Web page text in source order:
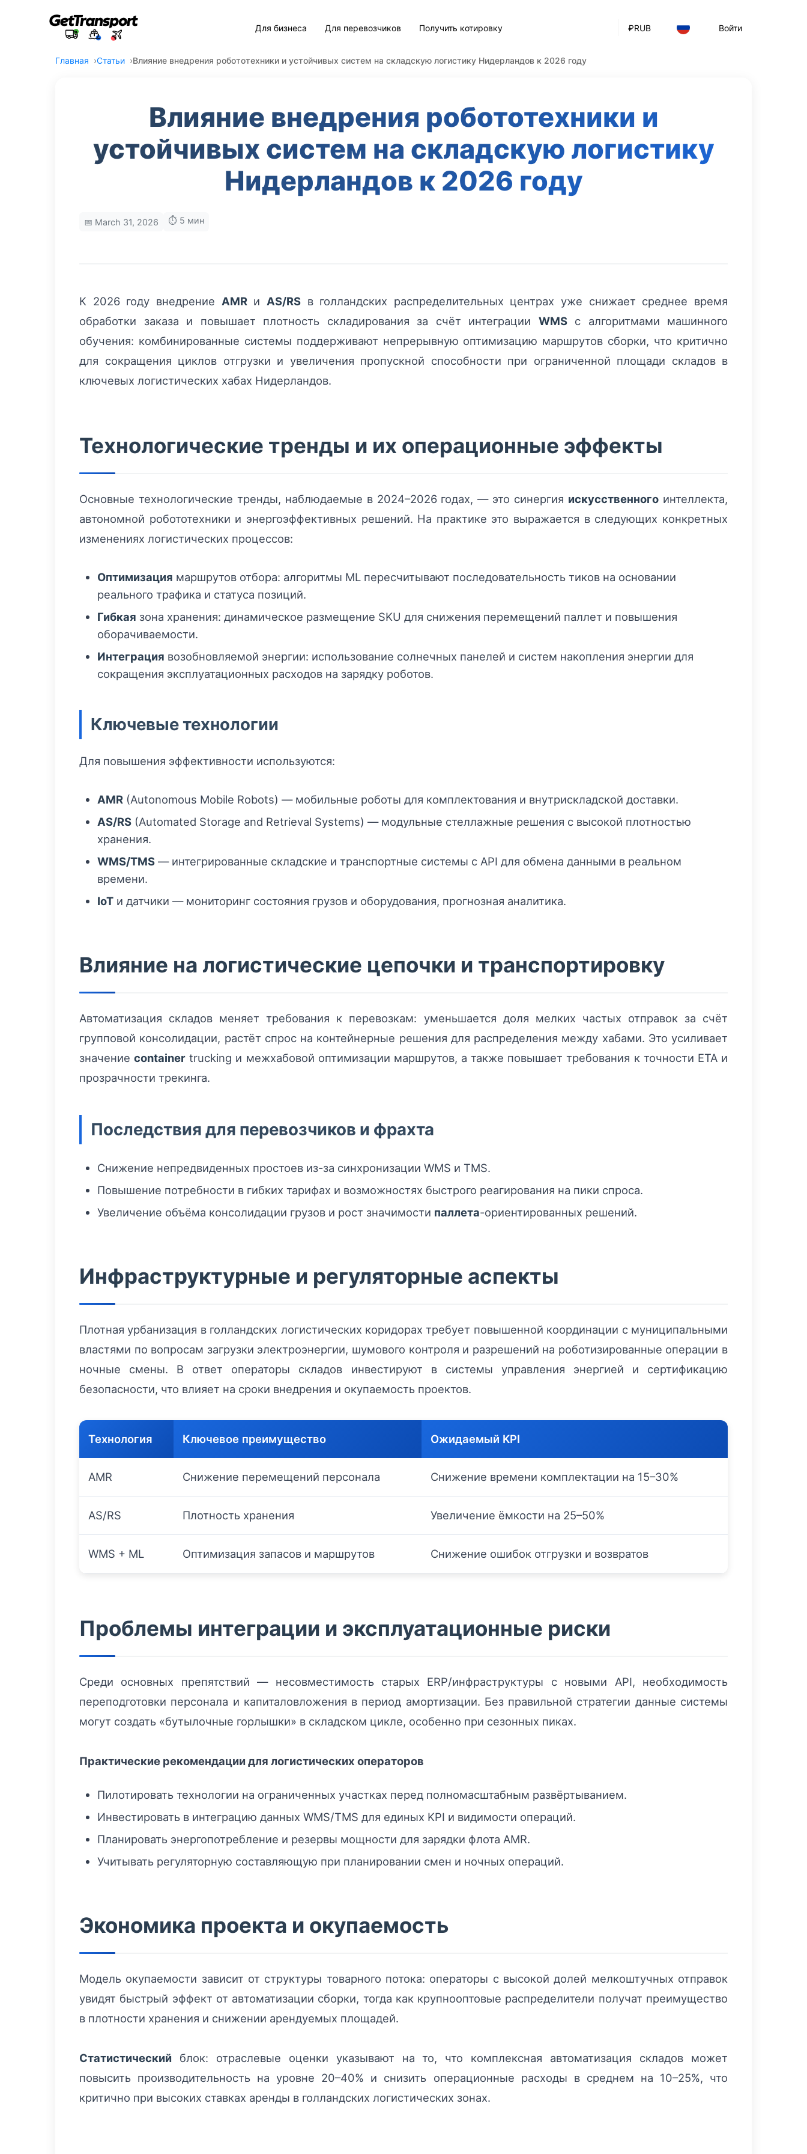
₽RUB Войти
Для бизнеса Для перевозчиков Получить котировку
Главная Статьи Влияние внедрения робототехники и устойчивых систем на складскую логистику Нидерландов к 2026 году
Влияние внедрения робототехники и
устойчивых систем на складскую логистику
Нидерландов к 2026 году
📅 March 31, 2026 ⏱️ 5 мин
К 2026 году внедрение AMRи AS/RSв голландских распределительных центрах уже снижает среднее время
обработки заказа и повышает плотность складирования за счёт интеграции WMSс алгоритмами машинного
обучения: комбинированные системы поддерживают непрерывную оптимизацию маршрутов сборки, что критично
для сокращения циклов отгрузки и увеличения пропускной способности при ограниченной площади складов в
ключевых логистических хабах Нидерландов.
Технологические тренды и их операционные эффекты
Основные технологические тренды, наблюдаемые в 2024–2026 годах, — это синергия искусственного интеллекта,
автономной робототехники и энергоэффективных решений. На практике это выражается в следующих конкретных
изменениях логистических процессов:
Оптимизация маршрутов отбора: алгоритмы ML пересчитывают последовательность тиков на основании
реального трафика и статуса позиций.
Гибкая зона хранения: динамическое размещение SKU для снижения перемещений паллет и повышения
оборачиваемости.
Интеграция возобновляемой энергии: использование солнечных панелей и систем накопления энергии для
сокращения эксплуатационных расходов на зарядку роботов.
Ключевые технологии
Для повышения эффективности используются:
AMR (Autonomous Mobile Robots) — мобильные роботы для комплектования и внутрискладской доставки.
AS/RS (Automated Storage and Retrieval Systems) — модульные стеллажные решения с высокой плотностью
хранения.
WMS/TMS — интегрированные складские и транспортные системы с API для обмена данными в реальном
времени.
IoT и датчики — мониторинг состояния грузов и оборудования, прогнозная аналитика.
Влияние на логистические цепочки и транспортировку
Автоматизация складов меняет требования к перевозкам: уменьшается доля мелких частых отправок за счёт
групповой консолидации, растёт спрос на контейнерные решения для распределения между хабами. Это усиливает
значениеcontainer trucking и межхабовой оптимизации маршрутов, а также повышает требования к точности ETA и
прозрачности трекинга.
Последствия для перевозчиков и фрахта
Снижение непредвиденных простоев из-за синхронизации WMS и TMS.
Повышение потребности в гибких тарифах и возможностях быстрого реагирования на пики спроса.
Увеличение объёма консолидации грузов и рост значимости паллета-ориентированных решений.
Инфраструктурные и регуляторные аспекты
Плотная урбанизация в голландских логистических коридорах требует повышенной координации с муниципальными
властями по вопросам загрузки электроэнергии, шумового контроля и разрешений на роботизированные операции в
ночные смены. В ответ операторы складов инвестируют в системы управления энергией и сертификацию
безопасности, что влияет на сроки внедрения и окупаемость проектов.
Технология Ключевое преимущество Ожидаемый KPI
AMR Снижение перемещений персонала Снижение времени комплектации на 15–30%
AS/RS Плотность хранения Увеличение ёмкости на 25–50%
WMS + ML Оптимизация запасов и маршрутов Снижение ошибок отгрузки и возвратов
Проблемы интеграции и эксплуатационные риски
Среди основных препятствий — несовместимость старых ERP/инфраструктуры с новыми API, необходимость
переподготовки персонала и капиталовложения в период амортизации. Без правильной стратегии данные системы
могут создать «бутылочные горлышки» в складском цикле, особенно при сезонных пиках.
Практические рекомендации для логистических операторов
Пилотировать технологии на ограниченных участках перед полномасштабным развёртыванием.
Инвестировать в интеграцию данных WMS/TMS для единых KPI и видимости операций.
Планировать энергопотребление и резервы мощности для зарядки флота AMR.
Учитывать регуляторную составляющую при планировании смен и ночных операций.
Экономика проекта и окупаемость
Модель окупаемости зависит от структуры товарного потока: операторы с высокой долей мелкоштучных отправок
увидят быстрый эффект от автоматизации сборки, тогда как крупнооптовые распределители получат преимущество
в плотности хранения и снижении арендуемых площадей.
Статистический блок: отраслевые оценки указывают на то, что комплексная автоматизация складов может
повысить производительность на уровне 20–40% и снизить операционные расходы в среднем на 10–25%, что
критично при высоких ставках аренды в голландских логистических зонах.